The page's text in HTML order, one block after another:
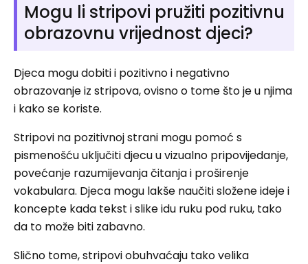
Mogu li stripovi pružiti pozitivnu
obrazovnu vrijednost djeci?
Djeca mogu dobiti i pozitivno i negativno
obrazovanje iz stripova, ovisno o tome što je u njima
i kako se koriste.
Stripovi na pozitivnoj strani mogu pomoć s
pismenošću uključiti djecu u vizualno pripovijedanje,
povećanje razumijevanja čitanja i proširenje
vokabulara. Djeca mogu lakše naučiti složene ideje i
koncepte kada tekst i slike idu ruku pod ruku, tako
da to može biti zabavno.
Slično tome, stripovi obuhvaćaju tako velika